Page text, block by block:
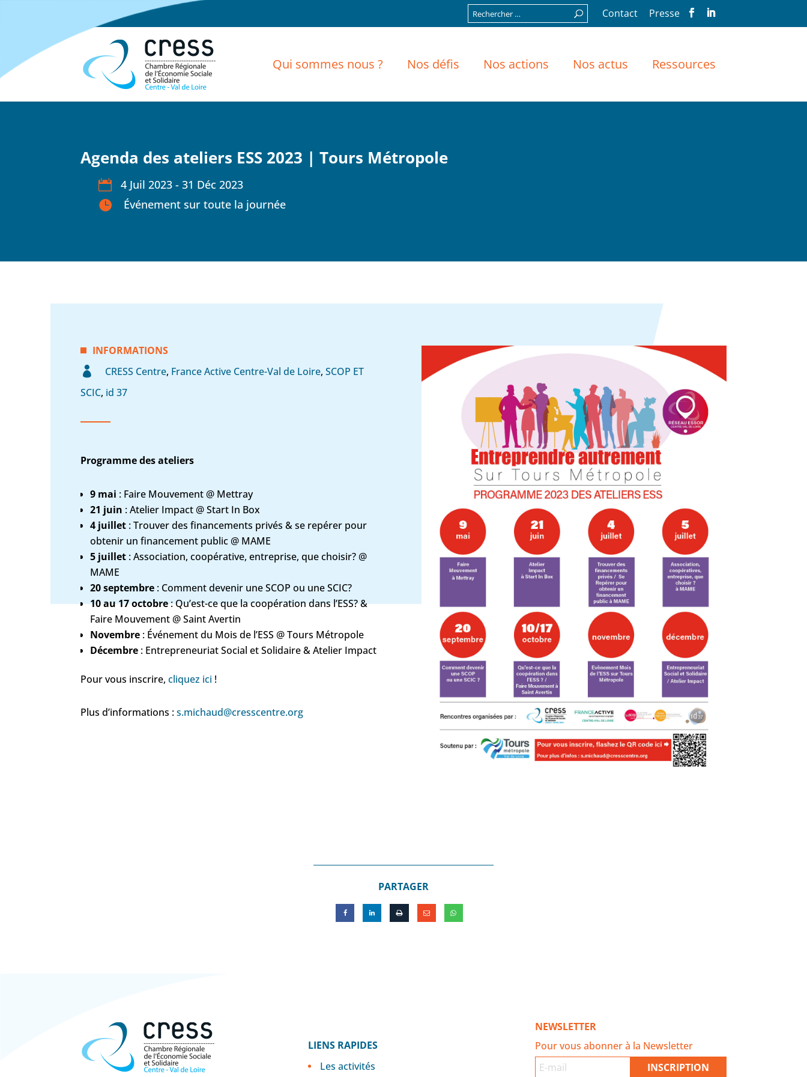
Contact Presse
Qui sommes nous ? Nos défis Nos actions Nos actus Ressources
Agenda des ateliers ESS 2023 | Tours Métropole
4 Juil 2023 - 31 Déc 2023
Événement sur toute la journée
INFORMATIONS
CRESS Centre, France Active Centre-Val de Loire,SCOP ET
SCIC, id 37
Programme des ateliers
9 mai : Faire Mouvement @ Mettray
21 juin : Atelier Impact @ Start In Box
4 juillet : Trouver des financements privés & se repérer pour
obtenir un financement public @ MAME
5 juillet : Association, coopérative, entreprise, que choisir? @
MAME
20 septembre : Comment devenir une SCOP ou une SCIC?
10 au 17 octobre: Qu’est-ce que la coopération dans l’ESS? &
Faire Mouvement @ Saint Avertin
Novembre : Événement du Mois de l’ESS @ Tours Métropole
Décembre : Entrepreneuriat Social et Solidaire & Atelier Impact
Pour vous inscrire,cliquez ici !
Plus d’informations :s.michaud@cresscentre.org
PARTAGER
LIENS RAPIDES
Les activités
NEWSLETTER
Pour vous abonner à la Newsletter
INSCRIPTION